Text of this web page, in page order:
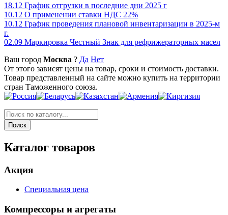
18.12 График отгрузки в последние дни 2025 г
10.12 О применении ставки НДС 22%
10.12 График проведения плановой инвентаризации в 2025-м
г.
02.09 Маркировка Честный Знак для рефрижераторных масел
Ваш город Москва ? Да Нет
От этого зависят цены на товар, сроки и стоимость доставки.
Товар представленный на сайте можно купить на территории
стран Таможенного союза.
Каталог товаров
Акция
Специальная цена
Компрессоры и агрегаты